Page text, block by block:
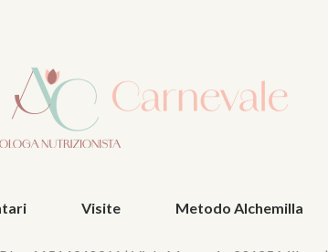
Visite Metodo Alchemilla